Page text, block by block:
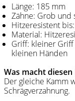
Bürsten
Y.S. Park
Werkzeugtaschen
e-kwip
Joewell
Länge: 185 mm
Zähne: Grob und
Hitzeresistent
Material:
Griff: kleiner
kleinen Händen
Was macht
Der gleiche Kamm
Schrägverzahnung.